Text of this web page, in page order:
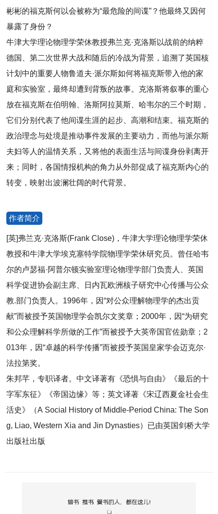
彬彬的福克斯何以会被称为“最危险的间谍”？他最终又因何
暴露了身份？
牛津大学理论物理学荣休教授弗兰克·克洛斯以战前的纳粹
德国、第二次世界大战和随后的冷战为背景，追溯了英国核
计划中的重要人物鲁道夫·派尔斯如何将福克斯带入他的家
庭和实验室，最终却遭到背叛的故事。克洛斯将叙事的重心
放在福克斯在伯明翰、洛斯阿拉莫斯、哈韦尔的三个时期，
它们分别代表了他间谍生涯的起步、高潮和结束。福克斯的
政治理念与处境是推动事件发展的主要动力，而他与派尔斯
夫妇等人的温情关系，又将他的表面生活与间谍身份剥离开
来；同时，各国情报机构的角力从外部促成了福克斯内心的
转变，映射出波澜壮阔的时代背景。
作者简介
[英]弗兰克·克洛斯(Frank Close)，牛津大学理论物理学荣休
教授和牛津大学埃克塞特学院物理学荣休研究员。曾任哈韦
尔的卢瑟福·阿普尔顿实验室理论物理学部门负责人、英国
科学促进协会副主席、日内瓦欧洲核子研究中心传播与公众
教.部门负责人。1996年，因“对公众理解物理学的杰出贡
献”而被授予英国物理学会凯尔文奖章；2000年，因“为研究
和公众理解科学所做的工作”而被授予大英帝国官佐勋章；2
013年，因“卓越的科学传播”而被授予英国皇家学会迈克尔·
法拉第奖。
朱邦芊，专职译者。中文译著有《恐惧与自由》《最后的十
字军东征》《帝国边缘》等；英文译著《宋辽西夏金社会生
活史》（A Social History of Middle-Period China: The Son
g, Liao, Western Xia and Jin Dynasties）已由英国剑桥大学
出版社出版